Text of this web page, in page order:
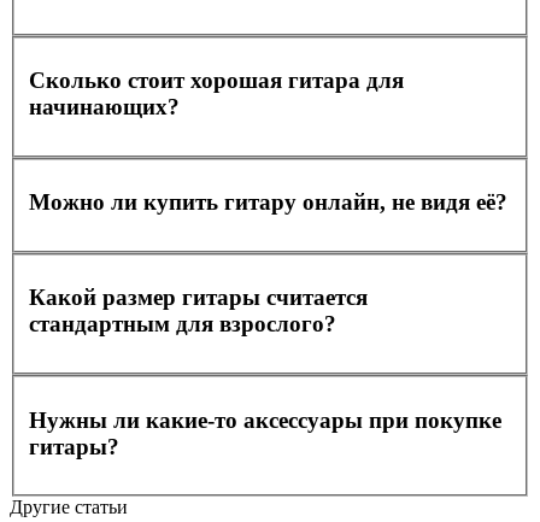
Сколько стоит хорошая гитара для
начинающих?
Можно ли купить гитару онлайн, не видя её?
Какой размер гитары считается
стандартным для взрослого?
Нужны ли какие-то аксессуары при покупке
гитары?
Другие статьи